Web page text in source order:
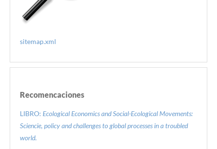
sitemap.xml
Recomencaciones
LIBRO: Ecological Economics and Social-Ecological Movements:
Sciencie, policy and challenges to global processes in a troubled
world.